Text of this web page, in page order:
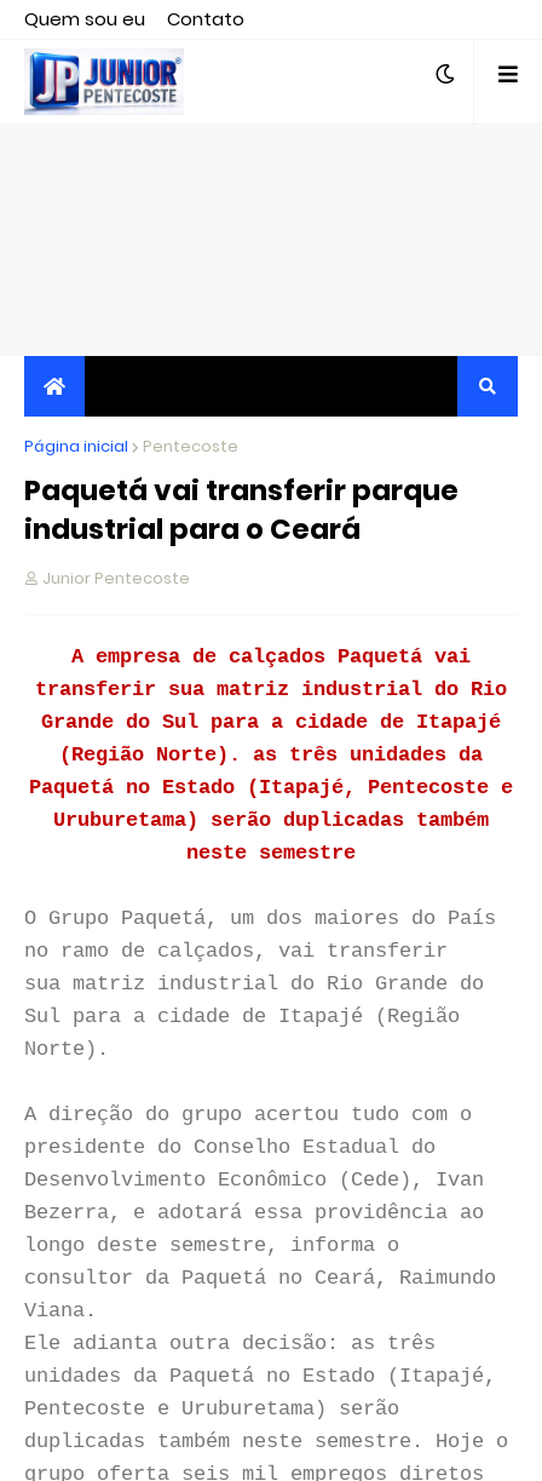
Quem sou eu
Contato
Editor responsável, jornalista Clovis Almeida.
JORNALISMO INDEPENDENTE, TRANSPARENTE E
CRÍTICO
Página inicial Pentecoste
Paquetá vai transferir parque
industrial para o Ceará
Junior Pentecoste
A empresa de calçados Paquetá vai
transferir sua matriz industrial do Rio
Grande do Sul para a cidade de Itapajé
(Região Norte). as três unidades da
Paquetá no Estado (Itapajé, Pentecoste e
Uruburetama) serão duplicadas também
neste semestre
O Grupo Paquetá, um dos maiores do País
no ramo de calçados, vai transferir
sua matriz industrial do Rio Grande do
Sul para a cidade de Itapajé (Região
Norte).
A direção do grupo acertou tudo com o
presidente do Conselho Estadual do
Desenvolvimento Econômico (Cede), Ivan
Bezerra, e adotará essa providência ao
longo deste semestre, informa o
consultor da Paquetá no Ceará, Raimundo
Viana.
Ele adianta outra decisão: as três
unidades da Paquetá no Estado (Itapajé,
Pentecoste e Uruburetama) serão
duplicadas também neste semestre. Hoje o
grupo oferta seis mil empregos diretos